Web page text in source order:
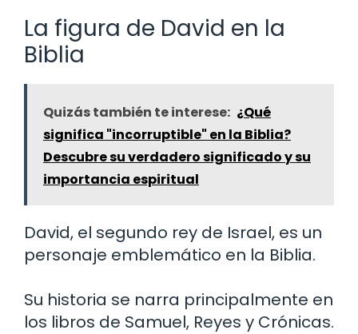
La figura de David en la
Biblia
Quizás también te interese: ¿Qué
significa "incorruptible" en la Biblia?
Descubre su verdadero significado y su
importancia espiritual
David, el segundo rey de Israel, es un
personaje emblemático en la Biblia.
Su historia se narra principalmente en
los libros de Samuel, Reyes y Crónicas.